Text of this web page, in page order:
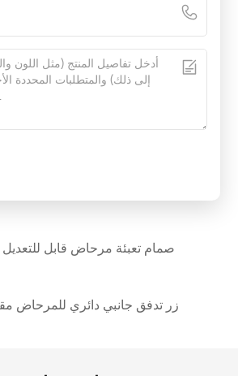
صمام تعبئة مرحاض قابل
زر تدفق جانبي دائري للمرحاض مقاس